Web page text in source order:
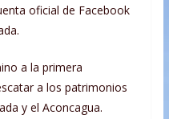
oficial de Facebook
a la primera
a los patrimonios
y el Aconcagua.